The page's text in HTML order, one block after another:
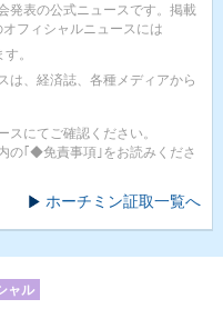
発表の公式ニュースです。掲載
フィシャルニュースには
。
、経済誌、各種メディアから
にてご確認ください。
の｢◆免責事項｣をお読みくださ
ホーチミン証取一覧へ
ャル